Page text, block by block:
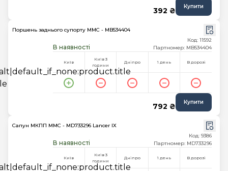
392 ₴ Купити
Поршень заднього супорту MMC - MB534404
В наявності
Код: 11592
Партномер: MB534404
Київ
Київ 3
години
Дніпро 1 день В дорозі
792 ₴ Купити
Сапун МКПП MMC - MD733296 Lancer IX
В наявності
Код: 9386
Партномер: MD733296
Київ
Київ 3
години
Дніпро 1 день В дорозі